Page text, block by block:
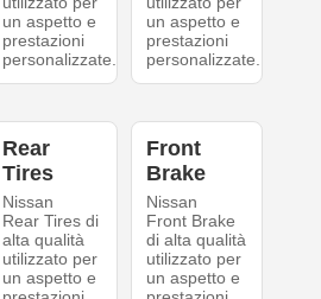
un aspetto e
prestazioni
personalizzate.
un aspetto e
prestazioni
personalizzate.
Rear
Tires
Nissan
Rear Tires di
alta qualità
utilizzato per
un aspetto e
Front
Brake
Nissan
Front Brake
di alta qualità
utilizzato per
un aspetto e